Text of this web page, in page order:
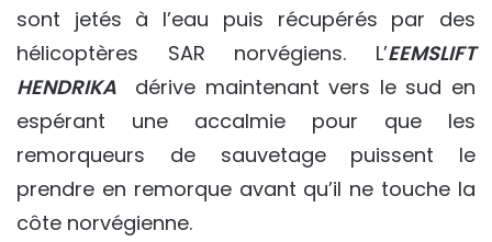
sont jetés à l’eau puis récupérés par des
hélicoptères SAR norvégiens. L’EEMSLIFT
HENDRIKA dérive maintenant vers le sud en
espérant une accalmie pour que les
remorqueurs de sauvetage puissent le
prendre en remorque avant qu’il ne touche la
côte norvégienne.